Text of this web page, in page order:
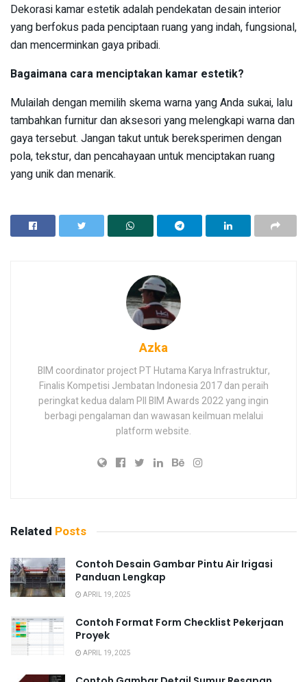
Dekorasi kamar estetik adalah pendekatan desain interior
yang berfokus pada penciptaan ruang yang indah, fungsional,
dan mencerminkan gaya pribadi.
Bagaimana cara menciptakan kamar estetik?
Mulailah dengan memilih skema warna yang Anda sukai, lalu
tambahkan furnitur dan aksesori yang melengkapi warna dan
gaya tersebut. Jangan takut untuk bereksperimen dengan
pola, tekstur, dan pencahayaan untuk menciptakan ruang
yang unik dan menarik.
Azka
BIM coordinator project PT Hutama Karya Infrastruktur,
Finalis Kompetisi Jembatan Indonesia 2017 dan peraih
peringkat kedua dalam PII BIM Awards 2022 yang ingin
berbagi pengalaman dan wawasan keilmuan melalui
platform website.
Related Posts
Contoh Desain Gambar Pintu Air Irigasi
Panduan Lengkap
APRIL 19, 2025
Contoh Format Form Checklist Pekerjaan
Proyek
APRIL 19, 2025